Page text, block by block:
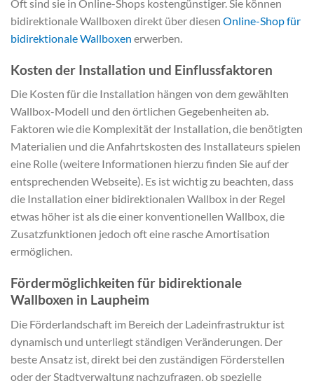
Oft sind sie in Online-Shops kostengünstiger. Sie können
bidirektionale Wallboxen direkt über diesen Online-Shop für
bidirektionale Wallboxen erwerben.
Kosten der Installation und Einflussfaktoren
Die Kosten für die Installation hängen von dem gewählten
Wallbox-Modell und den örtlichen Gegebenheiten ab.
Faktoren wie die Komplexität der Installation, die benötigten
Materialien und die Anfahrtskosten des Installateurs spielen
eine Rolle (weitere Informationen hierzu finden Sie auf der
entsprechenden Webseite). Es ist wichtig zu beachten, dass
die Installation einer bidirektionalen Wallbox in der Regel
etwas höher ist als die einer konventionellen Wallbox, die
Zusatzfunktionen jedoch oft eine rasche Amortisation
ermöglichen.
Fördermöglichkeiten für bidirektionale
Wallboxen in Laupheim
Die Förderlandschaft im Bereich der Ladeinfrastruktur ist
dynamisch und unterliegt ständigen Veränderungen. Der
beste Ansatz ist, direkt bei den zuständigen Förderstellen
oder der Stadtverwaltung nachzufragen, ob spezielle